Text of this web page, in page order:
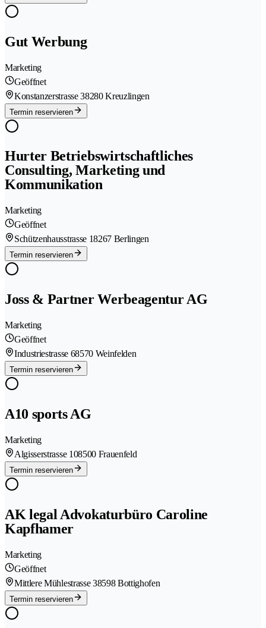
Gut Werbung
Marketing
Geöffnet
Konstanzerstrasse 38280 Kreuzlingen
Termin reservieren
Hurter Betriebswirtschaftliches
Consulting, Marketing und
Kommunikation
Marketing
Geöffnet
Schützenhausstrasse 18267 Berlingen
Termin reservieren
Joss & Partner Werbeagentur AG
Marketing
Geöffnet
Industriestrasse 68570 Weinfelden
Termin reservieren
A10 sports AG
Marketing
Algisserstrasse 108500 Frauenfeld
Termin reservieren
AK legal Advokaturbüro Caroline
Kapfhamer
Marketing
Geöffnet
Mittlere Mühlestrasse 38598 Bottighofen
Termin reservieren